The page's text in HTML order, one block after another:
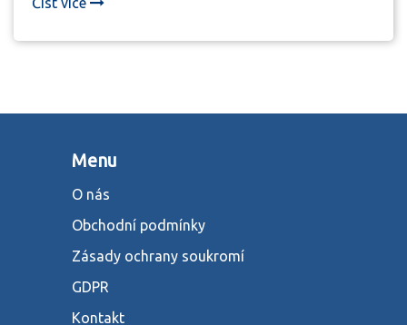
Menu
O nás
Obchodní podmínky
Zásady ochrany soukromí
GDPR
Kontakt